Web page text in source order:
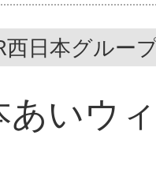
西日本グルー
あいウ